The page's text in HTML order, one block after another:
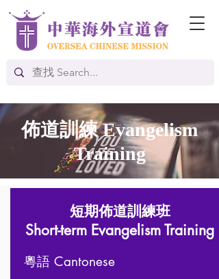
佈道訓練 Evangelism
Training
短期佈道訓練班
Short-term Evangelism Training
粵語 Cantonese